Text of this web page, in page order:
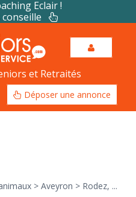
Eclair !
et Retraités
Déposer une annonce
>Aveyron > Rodez, ...